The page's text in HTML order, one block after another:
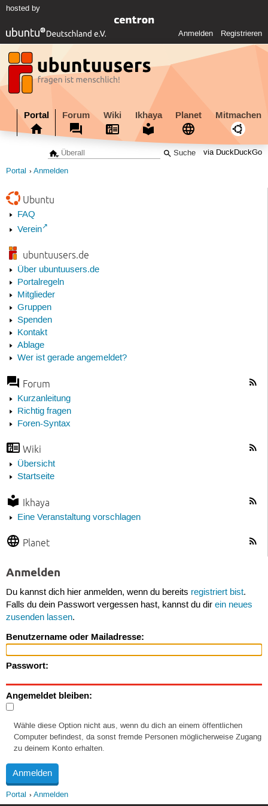
hosted by
Anmelden Registrieren
Portal Forum Wiki Ikhaya Planet Mitmachen
via DuckDuckGo
Portal Anmelden
Ubuntu
FAQ
Verein
ubuntuusers.de
Über ubuntuusers.de
Portalregeln
Mitglieder
Gruppen
Spenden
Kontakt
Ablage
Wer ist gerade angemeldet?
Forum
Kurzanleitung
Richtig fragen
Foren-Syntax
Wiki
Übersicht
Startseite
Ikhaya
Eine Veranstaltung vorschlagen
Planet
Anmelden
Du kannst dich hier anmelden, wenn du bereits registriert bist.
Falls du dein Passwort vergessen hast, kannst du dir ein neues
zusenden lassen.
Benutzername oder Mailadresse:
Passwort:
Angemeldet bleiben:
Wähle diese Option nicht aus, wenn du dich an einem öffentlichen
Computer befindest, da sonst fremde Personen möglicherweise Zugang
zu deinem Konto erhalten.
Portal Anmelden